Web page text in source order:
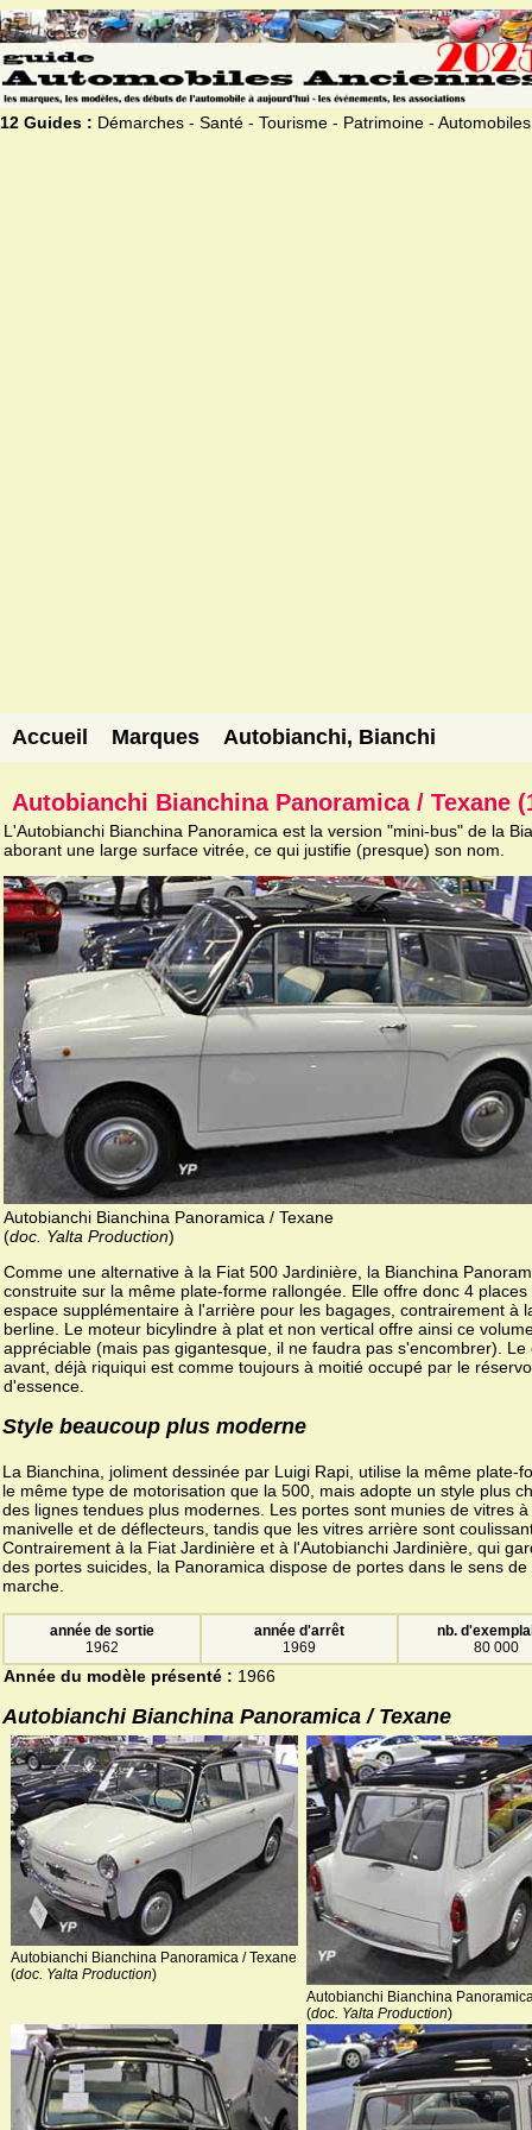
12 Guides : Démarches - Santé - Tourisme - Patrimoine - Automobiles
Accueil Marques Autobianchi, Bianchi
Autobianchi Bianchina Panoramica / Texane
L'Autobianchi Bianchina Panoramica est la version "mini-bus" de la
aborant une large surface vitrée, ce qui justifie (presque) son nom.
Autobianchi Bianchina Panoramica / Texane
(doc. Yalta Production)
Comme une alternative à la Fiat 500 Jardinière, la Bianchina
construite sur la même plate-forme rallongée. Elle offre donc 4 places
espace supplémentaire à l'arrière pour les bagages, contrairement à
berline. Le moteur bicylindre à plat et non vertical offre ainsi ce
appréciable (mais pas gigantesque, il ne faudra pas s'encombrer). Le
avant, déjà riquiqui est comme toujours à moitié occupé par le
d'essence.
Style beaucoup plus moderne
La Bianchina, joliment dessinée par Luigi Rapi, utilise la même plate-
le même type de motorisation que la 500, mais adopte un style plus
des lignes tendues plus modernes. Les portes sont munies de vitres à
manivelle et de déflecteurs, tandis que les vitres arrière sont
Contrairement à la Fiat Jardinière et à l'Autobianchi Jardinière, qui
des portes suicides, la Panoramica dispose de portes dans le sens de
marche.
année de sortie
1962
année d'arrêt
1969
nb.
80 000
Année du modèle présenté : 1966
Autobianchi Bianchina Panoramica / Texane
Autobianchi Bianchina Panoramica / Texane
(doc. Yalta Production)
Autobianchi Bianchina
(doc. Yalta Production)